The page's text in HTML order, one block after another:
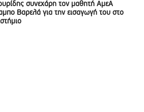
συνεχάρη τον μαθητή ΑμεΑ
Βαρελά για την εισαγωγή του στο